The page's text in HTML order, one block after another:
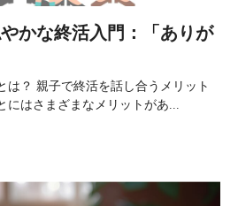
かな終活入門：「ありが
は？ 親子で終活を話し合うメリット
にはさまざまなメリットがあ...